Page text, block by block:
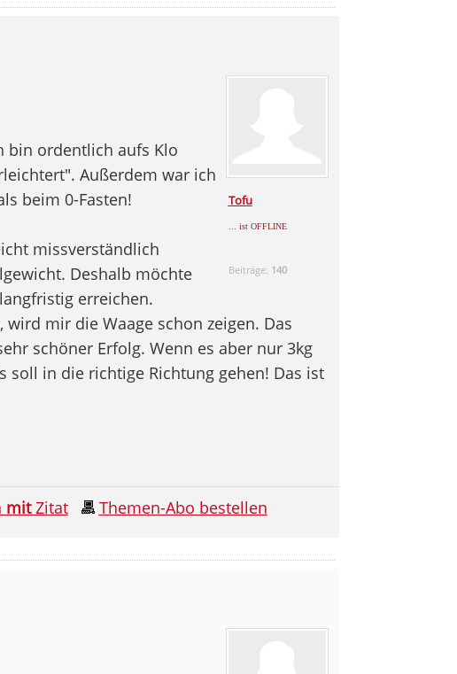
Tofu
... ist OFFLINE
Beiträge: 140
bin ordentlich aufs Klo
Außerdem war ich
beim 0-Fasten!
missverständlich
Deshalb möchte
erreichen.
mir die Waage schon zeigen. Das
schöner Erfolg. Wenn es aber nur 3kg
soll in die richtige Richtung gehen! Das ist
mitZitat Themen-Abo bestellen